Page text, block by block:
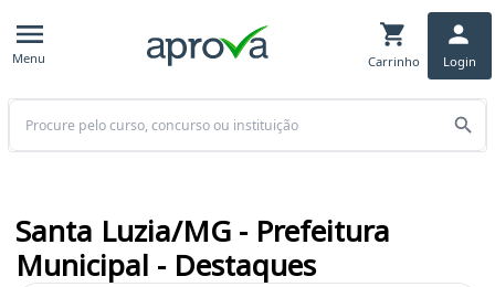
Menu Carrinho Login
Buscar
Santa Luzia/MG - Prefeitura
Municipal - Destaques